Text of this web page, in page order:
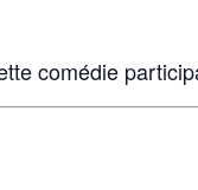
comédie